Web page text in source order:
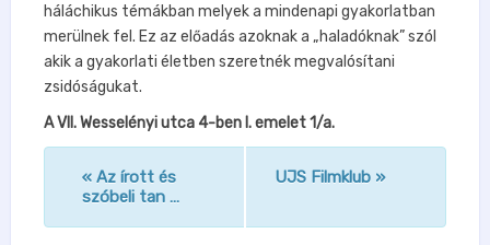
háláchikus témákban melyek a mindenapi gyakorlatban
merülnek fel. Ez az előadás azoknak a „haladóknak” szól
akik a gyakorlati életben szeretnék megvalósítani
zsidóságukat.
A VII. Wesselényi utca 4-ben I. emelet 1/a.
a
« Az írott és
szóbeli tan …
UJS Filmklub »